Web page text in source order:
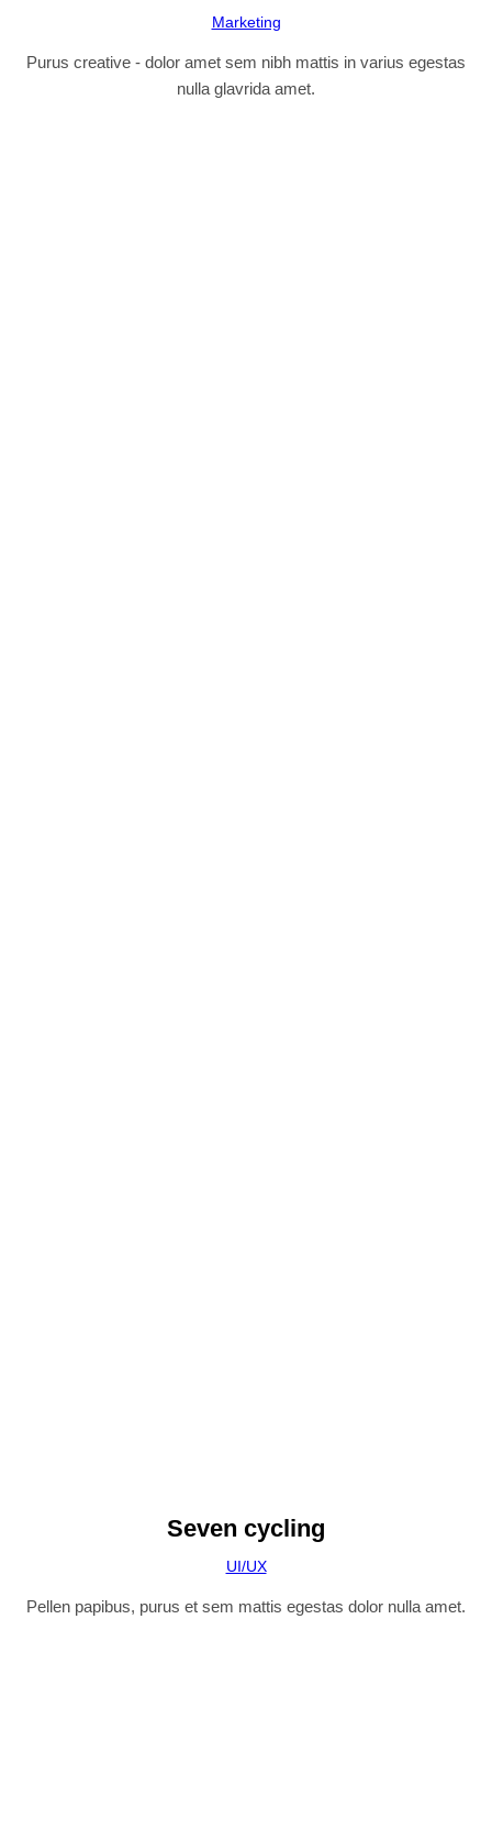
Marketing
Purus creative - dolor amet sem nibh mattis in varius egestas
nulla glavrida amet.
Seven cycling
UI/UX
Pellen papibus, purus et sem mattis egestas dolor nulla amet.